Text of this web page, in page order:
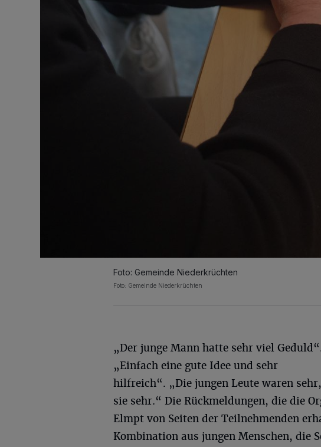
Foto: Gemeinde Niederkrüchten
Foto: Gemeinde Niederkrüchten
„Der junge Mann hatte sehr viel
„Einfach eine gute Idee und sehr
hilfreich“. „Die jungen Leute waren
sie sehr.“ Die Rückmeldungen, die die
Elmpt von Seiten der Teilnehmenden
Kombination aus jungen Menschen, die